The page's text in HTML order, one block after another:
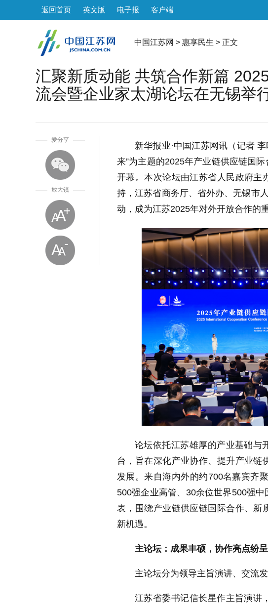
返回首页 英文版 电子报 客户端
中国江苏网 > 惠享民生 > 正文
汇聚新质动能 共筑合作新篇
流会暨企业家太湖论坛在无锡举
爱分享
放大镜
新华报业·中国江苏网讯（记者
来”为主题的2025年产业链供应链国
开幕。本次论坛由江苏省人民政府主
持，江苏省商务厅、省外办、无锡市
动，成为江苏2025年对外开放合作的
论坛依托江苏雄厚的产业基础与
台，旨在深化产业协作、提升产业链
发展。来自海内外的约700名嘉宾齐
500强企业高管、 30余位世界500强中
表，围绕产业链供应链国际合作、新
新机遇。
主论坛：成果丰硕，协作亮点纷呈
主论坛分为领导主旨演讲、交流
江苏省委书记信长星作主旨演讲